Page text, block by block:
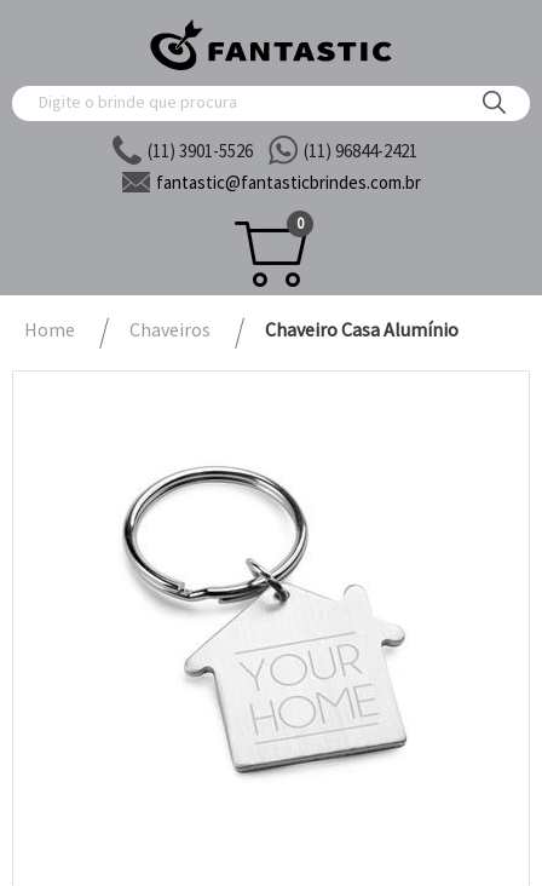
(11) 3901-5526
(11) 96844-2421
fantastic@fantasticbrindes.com.br
0
Home Chaveiros Chaveiro Casa Alumínio